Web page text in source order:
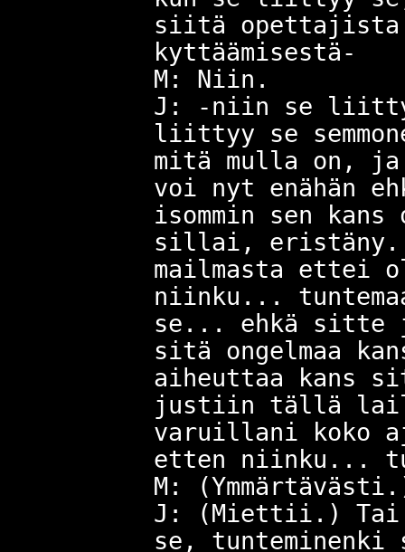
siitä opettajista
kyttäämisestä-
M: Niin.
J: -niin se
liittyy se
mitä mulla on,
voi nyt enähän
isommin sen
sillai,
mailmasta ettei
niinku...
se... ehkä sitte
sitä ongelmaa
aiheuttaa kans
justiin tällä
varuillani koko
etten niinku...
M:
J: (Miettii.) Tai
se,